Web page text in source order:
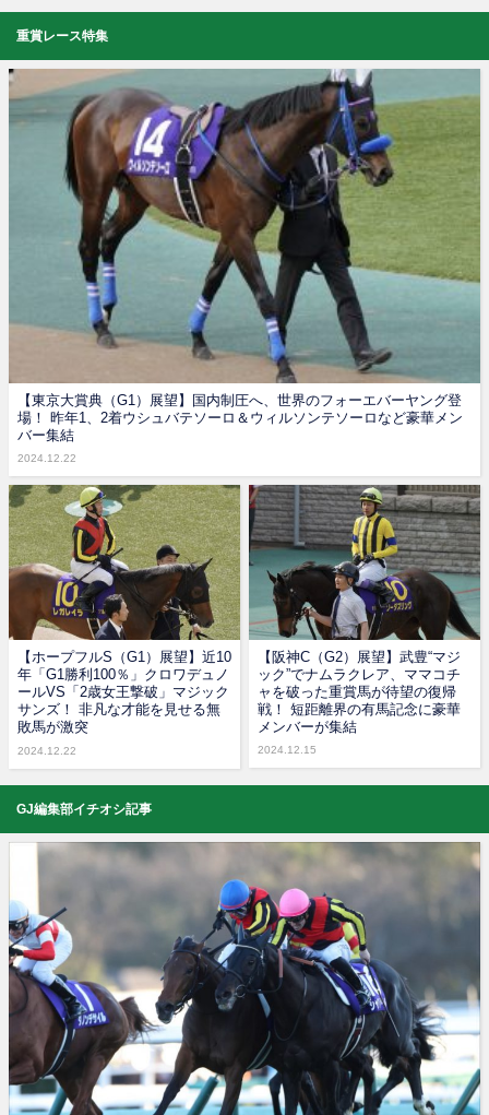
重賞レース特集
【東京大賞典（G1）展望】国内制圧へ、世界のフォーエバーヤング登
場！ 昨年1、2着ウシュバテソーロ＆ウィルソンテソーロなど豪華メン
バー集結
2024.12.22
【ホープフルS（G1）展望】近10
年「G1勝利100％」クロワデュノ
ールVS「2歳女王撃破」マジック
サンズ！ 非凡な才能を見せる無
敗馬が激突
2024.12.22
【阪神C（G2）展望】武豊“マジ
ック”でナムラクレア、ママコチ
ャを破った重賞馬が待望の復帰
戦！ 短距離界の有馬記念に豪華
メンバーが集結
2024.12.15
GJ編集部イチオシ記事